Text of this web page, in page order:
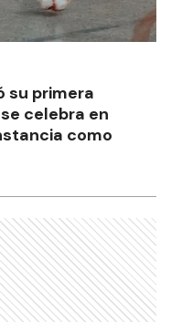
su primera
celebra en
como